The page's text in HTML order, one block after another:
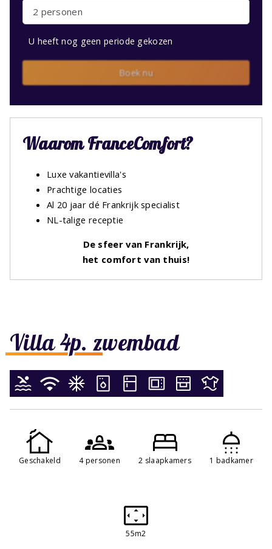
Villa 4p. zwembad
Geschakeld 4 personen 2 slaapkamers 1 badkamer
55m2
2 personen
U heeft nog geen periode gekozen
Boek nu
Waarom FranceComfort?
Luxe vakantievilla's
Prachtige locaties
Al 20 jaar dé Frankrijk specialist
NL-talige receptie
De sfeer van Frankrijk,
het comfort van thuis!